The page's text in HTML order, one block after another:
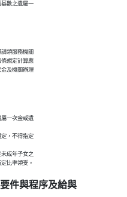
數之遺屬一
領服務機關
規定計算應
及機關辦理
一次金或遺
，不得指定
成年子女之
比率領受。
件與程序及給與